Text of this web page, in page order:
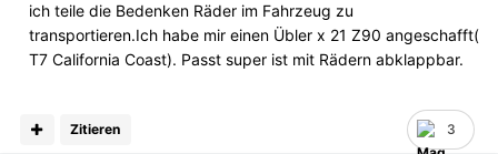
ich teile die Bedenken Räder im Fahrzeug zu
transportieren.Ich habe mir einen Übler x 21 Z90 angeschafft(
T7 California Coast). Passt super ist mit Rädern abklappbar.
3
Zitieren